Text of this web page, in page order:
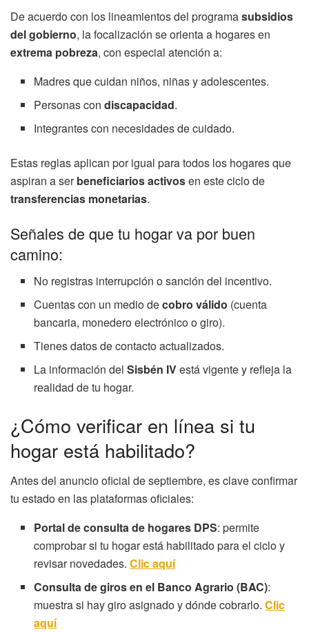
De acuerdo con los lineamientos del programasubsidios
del gobierno, la focalización se orienta a hogares en
extrema pobreza, con especial atención a:
Madres que cuidan niños, niñas y adolescentes.
Personas condiscapacidad.
Integrantes con necesidades de cuidado.
Estas reglas aplican por igual para todos los hogares que
aspiran a serbeneficiarios activosen este ciclo de
transferencias monetarias.
Señales de que tu hogar va por buen
camino:
No registras interrupción o sanción del incentivo.
Cuentas con un medio decobro válido (cuenta
bancaria, monedero electrónico o giro).
Tienes datos de contacto actualizados.
La información delSisbén IVestá vigente y refleja la
realidad de tu hogar.
¿Cómo verificar en línea si tu
hogar está habilitado?
Antes del anuncio oficial de septiembre, es clave confirmar
tu estado en las plataformas oficiales:
Portal de consulta de hogares DPS: permite
comprobar si tu hogar está habilitado para el ciclo y
revisar novedades.Clic aquí
Consulta de giros en el Banco Agrario (BAC):
muestra si hay giro asignado y dónde cobrarlo.Clic
aquí